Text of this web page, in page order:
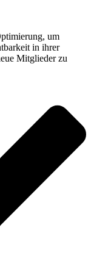
um
in ihrer
Mitglieder zu